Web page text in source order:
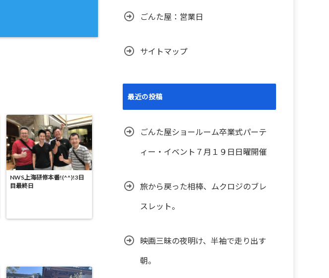
NWS上海研修本番!(^^)!3日
目最終日
ごんた屋：営業日
サイトマップ
最近の投稿
ごんた屋ショールーム卒業式パーテ
ィー・イベント７月１９日日曜開催
旅から戻った相棒、ムクロジのブレ
スレット。
映画三昧の夜明け、半袖で走り出す
朝。